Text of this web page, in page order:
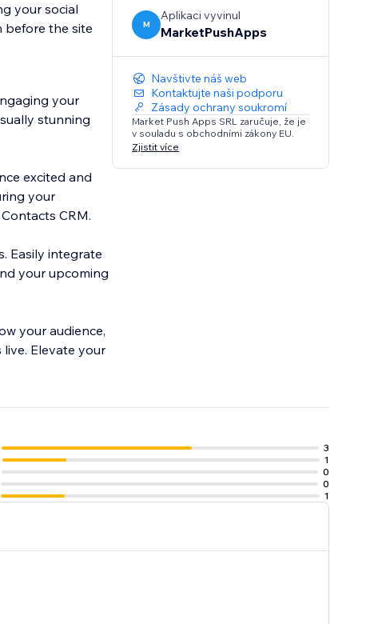
your social
before the site
your
stunning
excited and
your
CRM.
Easily integrate
your upcoming
your audience,
Elevate your
M
Aplikaci vyvinul
MarketPushApps
Navštivte náš web
Kontaktujte naši podporu
Zásady ochrany soukromí
Market Push Apps SRL zaručuje, že je
v souladu s obchodními zákony EU.
Zjistit více
3
1
0
0
1